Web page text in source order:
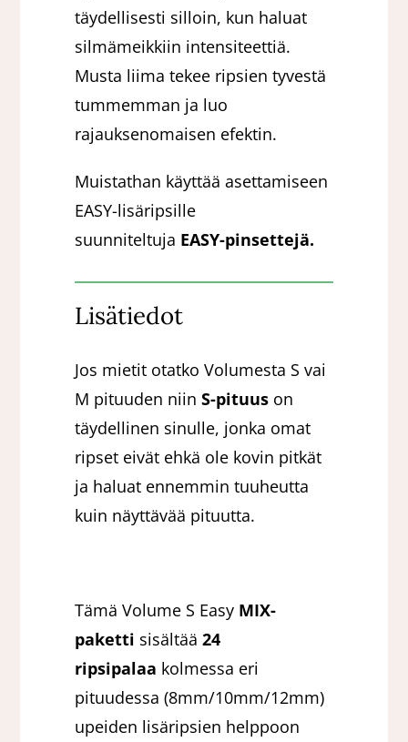
täydellisesti silloin, kun haluat
silmämeikkiin intensiteettiä.
Musta liima tekee ripsien tyvestä
tummemman ja luo
rajauksenomaisen efektin.
Muistathan käyttää asettamiseen
EASY-lisäripsille
suunniteltuja EASY-pinsettejä.
Lisätiedot
Jos mietit otatko Volumesta S vai
M pituuden niinS-pituus on
täydellinen sinulle, jonka omat
ripset eivät ehkä ole kovin pitkät
ja haluat ennemmin tuuheutta
kuin näyttävää pituutta.
Tämä Volume S Easy MIX-
paketti sisältää 24
ripsipalaa kolmessa eri
pituudessa (8mm/10mm/12mm)
upeiden lisäripsien helppoon